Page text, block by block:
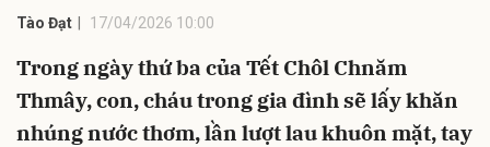
Tào Đạt 17/04/2026 10:00
Trong ngày thứ ba của Tết Chôl Chnăm
Thmây, con, cháu trong gia đình sẽ lấy khăn
nhúng nước thơm, lần lượt lau khuôn mặt, tay